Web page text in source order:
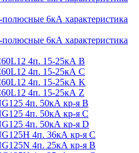
6кА характеристика
6кА характеристика
4п. 15-25кА B
4п. 15-25кА C
4п. 15-25кА K
4п. 15-25кА Z
4п. 50кА кр-я B
4п. 50кА кр-я C
4п. 50кА кр-я D
4п. 36кА кр-я C
4п. 25кА кр-я B